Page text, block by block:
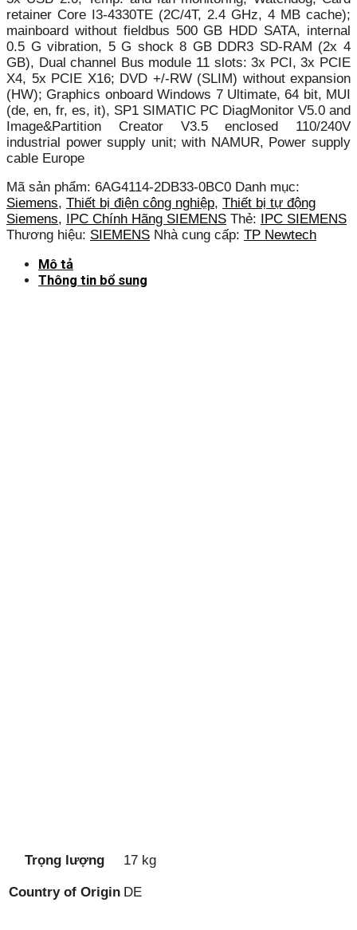
retainer Core I3-4330TE (2C/4T, 2.4 GHz, 4 MB cache);
mainboard without fieldbus 500 GB HDD SATA, internal
0.5 G vibration, 5 G shock 8 GB DDR3 SD-RAM (2x 4
GB), Dual channel Bus module 11 slots: 3x PCI, 3x PCIE
X4, 5x PCIE X16; DVD +/-RW (SLIM) without expansion
(HW); Graphics onboard Windows 7 Ultimate, 64 bit, MUI
(de, en, fr, es, it), SP1 SIMATIC PC DiagMonitor V5.0 and
Image&Partition Creator V3.5 enclosed 110/240V
industrial power supply unit; with NAMUR, Power supply
cable Europe
Mã sản phẩm: 6AG4114-2DB33-0BC0 Danh mục:
Siemens, Thiết bị điện công nghiệp, Thiết bị tự động
Siemens, IPC Chính Hãng SIEMENS Thẻ:
IPC SIEMENS
Thương hiệu: SIEMENS Nhà cung cấp: TP Newtech
Mô tả
Thông tin bổ sung
Trọng lượng 17 kg
Country of Origin DE